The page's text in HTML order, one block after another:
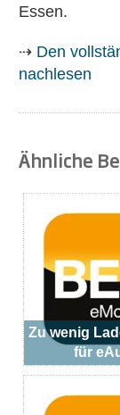
Essen.
⇢ Den
nachlesen
Ähnliche
Zu wenig
für